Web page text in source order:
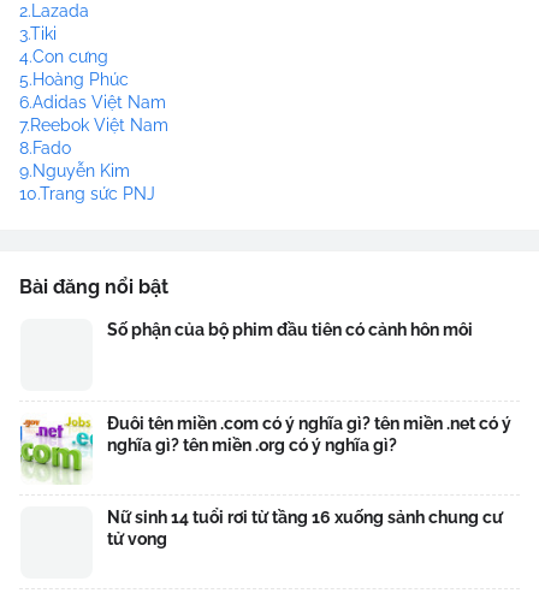
2.Lazada
3.Tiki
4.Con cưng
5.Hoàng Phúc
6.Adidas Việt Nam
7.Reebok Việt Nam
8.Fado
9.Nguyễn Kim
10.Trang sức PNJ
Bài đăng nổi bật
Số phận của bộ phim đầu tiên có cảnh hôn môi
Đuôi tên miền .com có ý nghĩa gì? tên miền .net có ý
nghĩa gì? tên miền .org có ý nghĩa gì?
Nữ sinh 14 tuổi rơi từ tầng 16 xuống sảnh chung cư
tử vong